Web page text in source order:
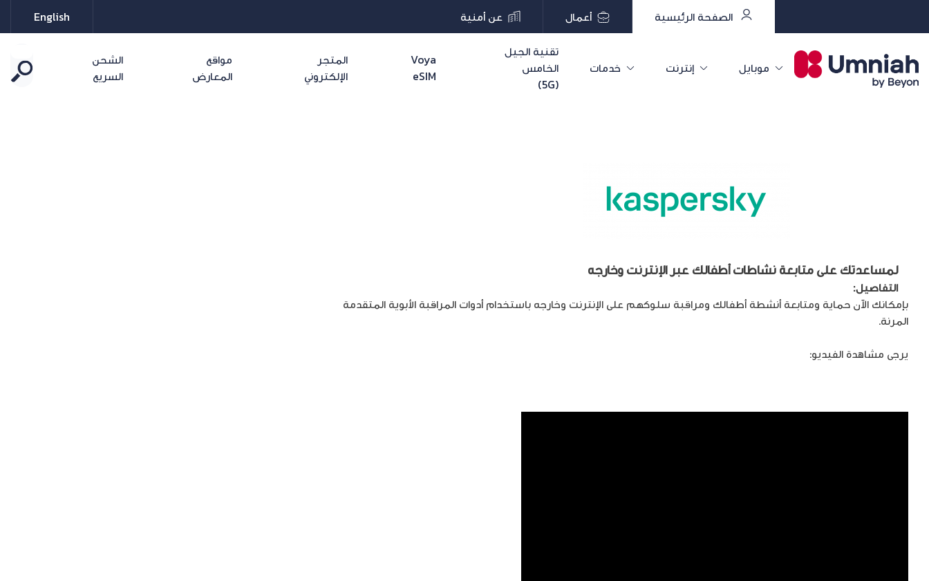
الصفحة الرئيسية أعمال عن أمنية English
موبايل إنترنت خدمات
تقنية الجيل
الخامس
(5G)
Voya
eSIM
المتجر
الإلكتروني
مواقع
المعارض
الشحن
السريع
لمساعدتك على متابعة نشاطات أطفالك عبر الإنترنت وخارجه
التفاصيل:
بإمكانك الآن حماية ومتابعة أنشطة أطفالك ومراقبة سلوكهم على الإنترنت وخارجه باستخدام أدوات المراقبة الأبوية المتقدمة
المرنة.
يرجى مشاهدة الفيديو: